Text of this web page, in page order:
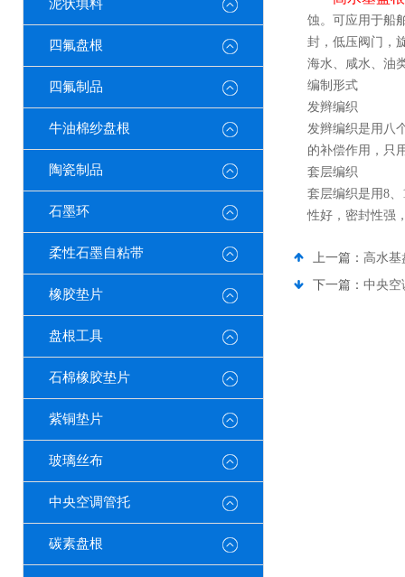
泥状填料
四氟盘根
四氟制品
牛油棉纱盘根
陶瓷制品
石墨环
柔性石墨自粘带
橡胶垫片
盘根工具
石棉橡胶垫片
紫铜垫片
玻璃丝布
中央空调管托
碳素盘根
蚀。可应用于船
封，低压阀门，
海水、咸水、油
编制形式
发辫编织
发辫编织是用八
的补偿作用，只
套层编织
套层编织是用8
性好，密封性强
上一篇： 高水基
下一篇： 中央空